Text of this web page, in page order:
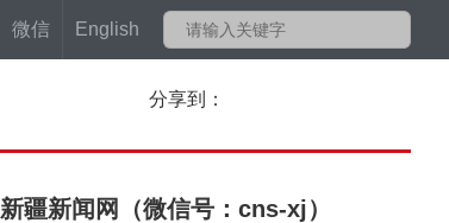
微信 English
分享到：
新疆新闻网 （微信号：cns-xj）